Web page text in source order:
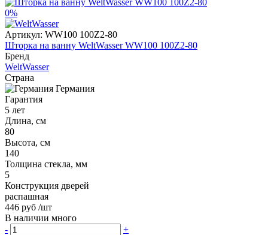
0%
Артикул: WW100 100Z2-80
Шторка на ванну WeltWasser WW100 100Z2-80
Бренд
WeltWasser
Страна
Германия
Гарантия
5 лет
Длина, см
80
Высота, см
140
Толщина стекла, мм
5
Конструкция дверей
распашная
446 руб /шт
В наличии много
-
+